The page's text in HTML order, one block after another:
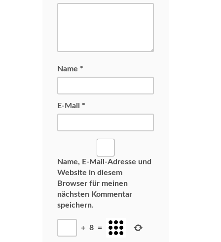
Name *
E-Mail *
Name, E-Mail-Adresse und
Website in diesem
Browser für meinen
nächsten Kommentar
speichern.
+ 8 =